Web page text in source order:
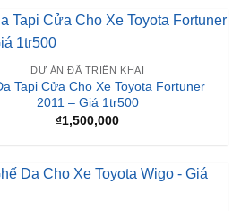
DỰ ÁN ĐÃ TRIỂN KHAI
Tapi Cửa Cho Xe Toyota Fortuner
2011 – Giá 1tr500
₫1,500,000